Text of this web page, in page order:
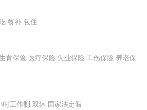
理念。谋求与员工的共成长！
向、以现代化管理制度为原则，以提供优
旨，以打造世界级的中国电动工具民族品
工热忱欢迎各路英才、有识之士以及应届
餐补 包住
育保险 医疗保险 失业保险 工伤保险 养老保
时工作制 双休 国家法定假